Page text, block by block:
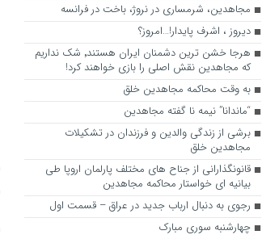
مجاهدین، شرم‎ساری در نروژ، باخت در فرانسه
ديروز ، اشرف پايدار!…امروز؟
هرجا خشن ترین دشمنان ایران هستند٬ شک نداریم
که مجاهدین نقش اصلی را بازی خواهند کرد!
به وقت محاکمه مجاهدین خلق
“ماندانا” نیمه نا گفته مجاهدین
برشی از زندگی والدین و فرزندان در تشکیلات
مجاهدین خلق
قانونگذارانی از جناح های مختلف پارلمان اروپا طی
بیانیه ای خواستار محاکمه مجاهدین
رجوی به دنبال ارباب جدید در عراق – قسمت اول
چهارشنبه سوری مبارک